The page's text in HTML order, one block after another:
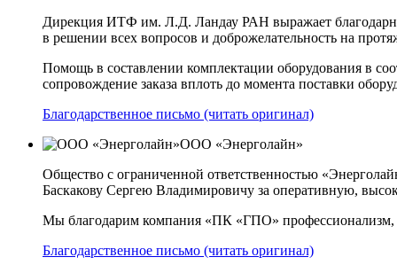
Дирекция ИТФ им. Л.Д. Ландау РАН выражает
в решении всех вопросов и доброжелательность на
Помощь в составлении комплектации оборудования в
сопровождение заказа вплоть до момента поставки
Благодарственное письмо (читать оригинал)
ООО «Энерголайн»
Общество с ограниченной ответственностью
Баскакову Сергею Владимировичу за оперативную,
Мы благодарим компания «ПК «ГПО» профессионализм,
Благодарственное письмо (читать оригинал)